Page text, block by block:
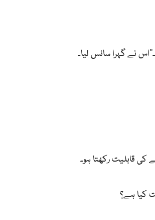
نے گہرا سانس لیا۔
کی قابلیت رکھتا ہو۔
کیا ہے؟